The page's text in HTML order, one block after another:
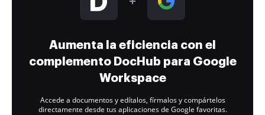
Aumenta la eficiencia con el
complemento DocHub para Google
Workspace
Accede a documentos y edítalos, fírmalos y compártelos
directamente desde tus aplicaciones de Google favoritas.